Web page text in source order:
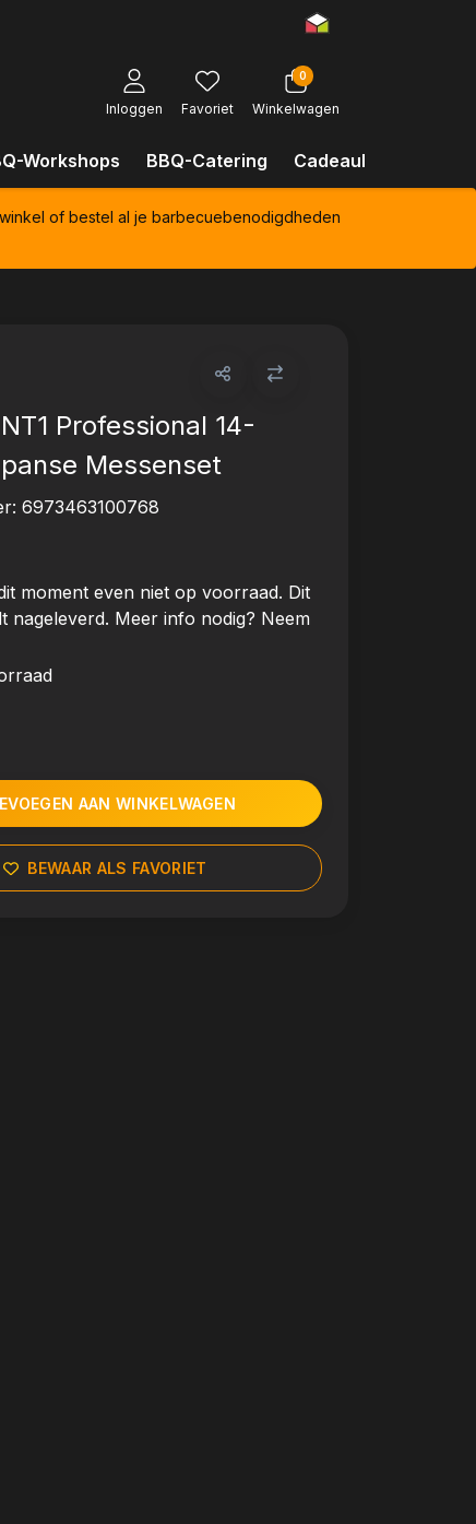
Inloggen Favoriet
0
Winkelwagen
Workshops BBQ-Catering Cadeaubonnen
of bestel al je barbecuebenodigdheden
Professional 14-
Messenset
6973463100768
moment even niet op voorraad. Dit
nageleverd. Meer info nodig? Neem
AAN WINKELWAGEN
BEWAAR ALS FAVORIET